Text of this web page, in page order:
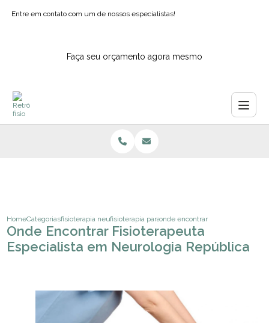
Entre em contato com um de nossos especialistas!
Faça seu orçamento agora mesmo
HomeCategoriasfisioterapia neurologicafisioterapia para epilepsiaonde encontrar fisioterapeuta
Onde Encontrar Fisioterapeuta
Especialista em Neurologia República